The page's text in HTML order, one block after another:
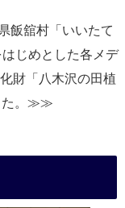
飯舘村「いいたて
じめとした各メデ
財「八木沢の田植
た。≫≫